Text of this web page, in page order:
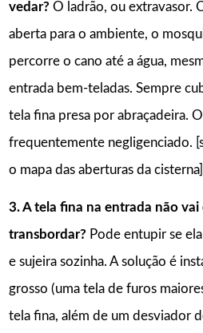
vedar?O ladrão, ou extravasor.
aberta para o ambiente, o
percorre o cano até a água,
entrada bem-teladas. Sempre
tela fina presa por abraçadeira.
frequentemente negligenciado.
o mapa das aberturas da
3. A tela fina na entrada não
transbordar?Pode entupir se
e sujeira sozinha. A solução é
grosso (uma tela de furos
tela fina, além de um desviador